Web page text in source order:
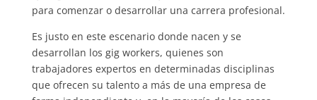
para comenzar o desarrollar una carrera profesional.
Es justo en este escenario donde nacen y se
desarrollan los gig workers, quienes son
trabajadores expertos en determinadas disciplinas
que ofrecen su talento a más de una empresa de